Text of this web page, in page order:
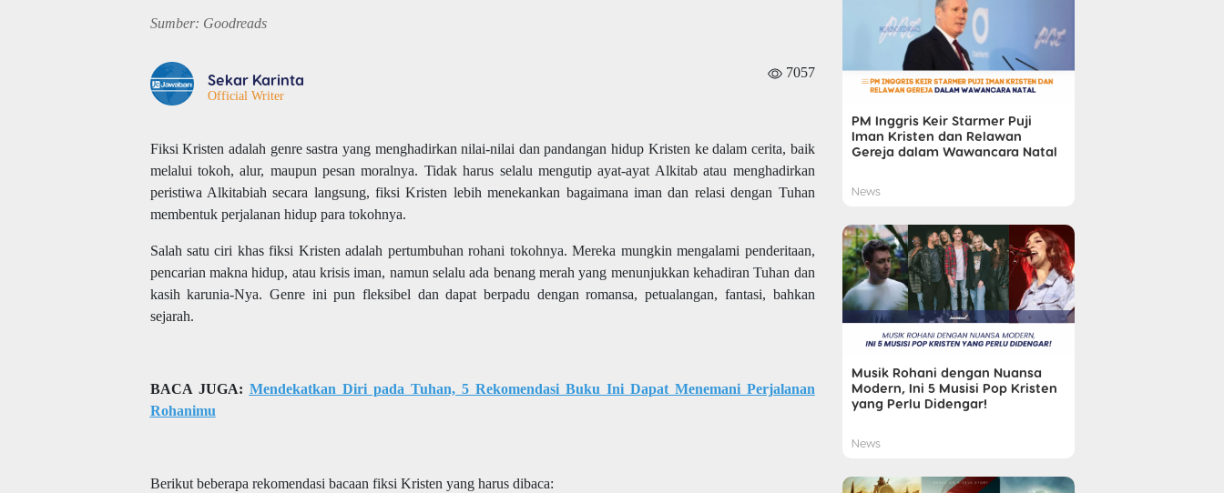
Sumber: Goodreads
Sekar Karinta
Official Writer
7057
Fiksi Kristen adalah genre sastra yang menghadirkan nilai-nilai dan pandangan hidup Kristen ke dalam cerita, baik
melalui tokoh, alur, maupun pesan moralnya. Tidak harus selalu mengutip ayat-ayat Alkitab atau menghadirkan
peristiwa Alkitabiah secara langsung, fiksi Kristen lebih menekankan bagaimana iman dan relasi dengan Tuhan
membentuk perjalanan hidup para tokohnya.
Salah satu ciri khas fiksi Kristen adalah pertumbuhan rohani tokohnya. Mereka mungkin mengalami penderitaan,
pencarian makna hidup, atau krisis iman, namun selalu ada benang merah yang menunjukkan kehadiran Tuhan dan
kasih karunia-Nya. Genre ini pun fleksibel dan dapat berpadu dengan romansa, petualangan, fantasi, bahkan
sejarah.
BACA JUGA: Mendekatkan Diri pada Tuhan, 5 Rekomendasi Buku Ini Dapat Menemani Perjalanan
Rohanimu
Berikut beberapa rekomendasi bacaan fiksi Kristen yang harus dibaca:
PM Inggris Keir Starmer Puji
Iman Kristen dan Relawan
Gereja dalam Wawancara Natal
News
Musik Rohani dengan Nuansa
Modern, Ini 5 Musisi Pop Kristen
yang Perlu Didengar!
News